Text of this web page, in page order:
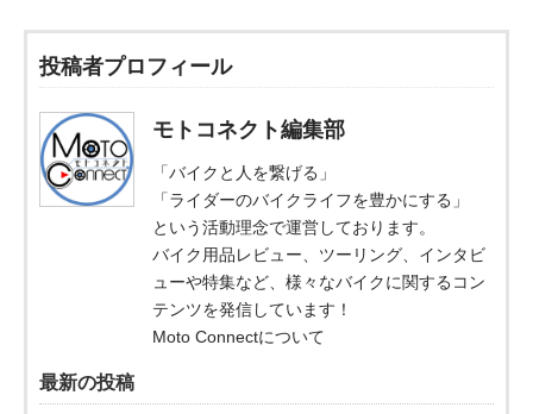
投稿者プロフィール
モトコネクト編集部
「バイクと人を繋げる」
「ライダーのバイクライフを豊かにする」
という活動理念で運営しております。
バイク用品レビュー、ツーリング、インタビ
ューや特集など、様々なバイクに関するコン
テンツを発信しています！
Moto Connectについて
最新の投稿